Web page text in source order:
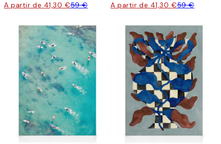
A partir de 41,30 €59 € A partir de 41,30 €59 €